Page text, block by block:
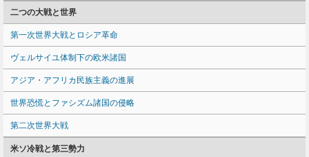
二つの大戦と世界
第一次世界大戦とロシア革命
ヴェルサイユ体制下の欧米諸国
アジア・アフリカ民族主義の進展
世界恐慌とファシズム諸国の侵略
第二次世界大戦
米ソ冷戦と第三勢力